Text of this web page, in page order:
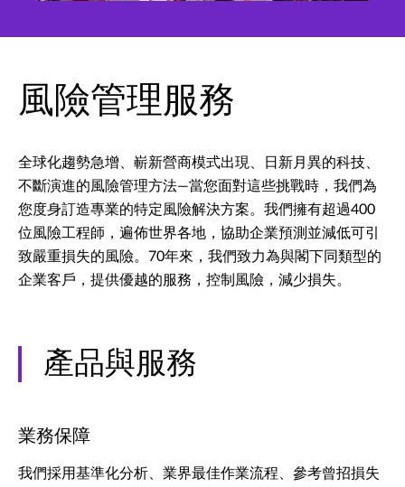
風險管理服務
全球化趨勢急增、嶄新營商模式出現、日新月異的科技、
不斷演進的風險管理方法—當您面對這些挑戰時，我們為
您度身訂造專業的特定風險解決方案。我們擁有超過400
位風險工程師，遍佈世界各地，協助企業預測並減低可引
致嚴重損失的風險。70年來，我們致力為與閣下同類型的
企業客戶，提供優越的服務，控制風險，減少損失。
產品與服務
業務保障
我們採用基準化分析、業界最佳作業流程、參考曾招損失